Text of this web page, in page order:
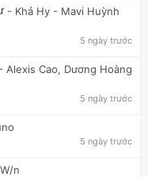
- Khả Hy - Mavi Huỳnh
5 ngày trước
- Alexis Cao, Dương Hoàng
5 ngày trước
5 ngày trước
n